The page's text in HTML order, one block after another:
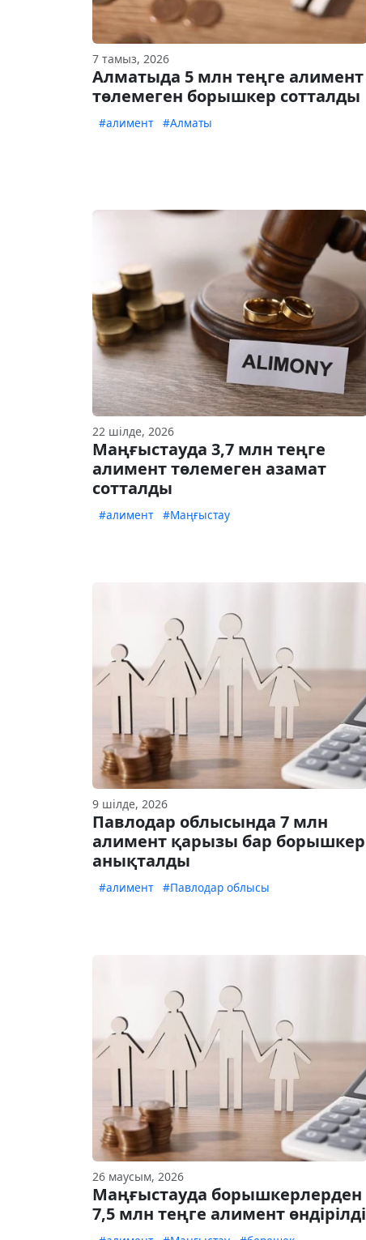
7 тамыз, 2026
Алматыда 5 млн теңге алимент
төлемеген борышкер сотталды
#алимент #Алматы
22 шілде, 2026
Маңғыстауда 3,7 млн теңге
алимент төлемеген азамат
сотталды
#алимент #Маңғыстау
9 шілде, 2026
Павлодар облысында 7 млн
алимент қарызы бар борышкер
анықталды
#алимент #Павлодар облысы
26 маусым, 2026
Маңғыстауда борышкерлерден
7,5 млн теңге алимент өндірілді